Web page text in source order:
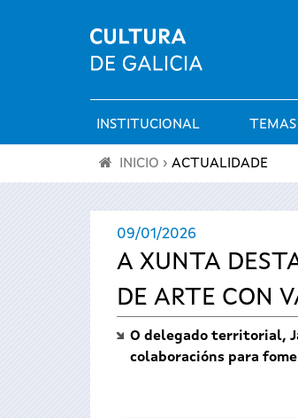
Menú
principal
INSTITUCIONAL TEMAS
está
INICIO › ACTUALIDADE
09/01/2026
A XUNTA
DE ARTE CON
O delegado territorial,
colaboracións para